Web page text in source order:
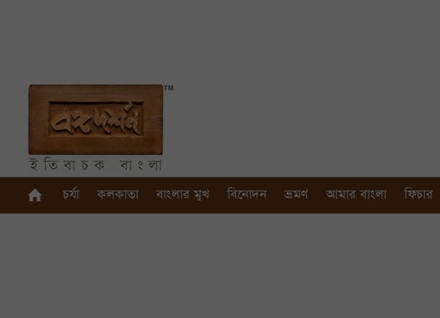
চর্যা কলকাতা বাংলার মুখ বিনোদন ভ্রমণ আমার বাংলা ফিচার